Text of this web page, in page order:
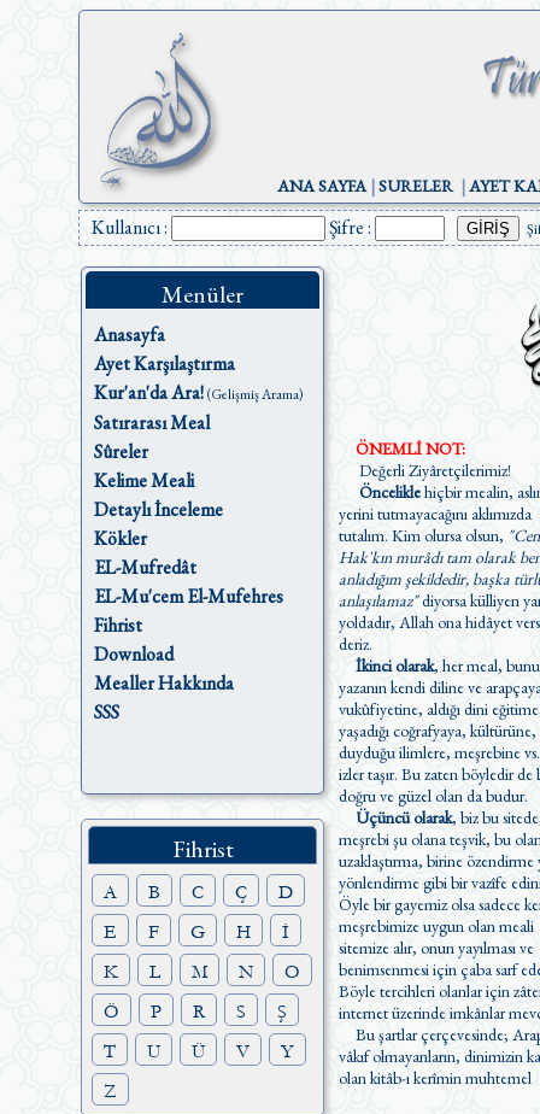
ANA SAYFA|SURELER|AYET
Kullanıcı : Şifre :
Menüler
Anasayfa
Ayet Karşılaştırma
Kur'an'da Ara!(Gelişmiş Arama)
Satırarası Meal
Sûreler
Kelime Meali
Detaylı İnceleme
Kökler
EL-Mufredât
EL-Mu'cem El-Mufehres
Fihrist
Download
Mealler Hakkında
SSS
Fihrist
A B C Ç
D
E
F G H
İ
K
L M N
O
Ö
P R S
Ş
T
U Ü V
Y
Z
ÖNEMLİ NOT:
Değerli Ziyâretçilerimiz!
Önceliklehiçbir mealin,
yerini tutmayacağını aklımızda
tutalım. Kim olursa olsun,
Hak'kın murâdı tam olarak
anladığım şekildedir, başka
anlaşılamaz"diyorsa külliyen
yoldadır, Allah ona hidâyet versin
deriz.
İkinci olarak, her meal, bunu
yazanın kendi diline ve
vukûfiyetine, aldığı dini
yaşadığı coğrafyaya,
duyduğu ilimlere, meşrebine
izler taşır. Bu zaten böyledir de belki
doğru ve güzel olan da budur.
Üçüncü olarak, biz bu
meşrebi şu olana teşvik, bu
uzaklaştırma, birine özendirme yada
yönlendirme gibi bir vazîfe
Öyle bir gayemiz olsa sadece
meşrebimize uygun olan meali
sitemize alır, onun yayılması ve
benimsenmesi için çaba sarf
Böyle tercihleri olanlar için
internet üzerinde imkânlar
Bu şartlar çerçevesinde;
vâkıf olmayanların, dinimizin kaynağı
olan kitâb-ı kerîmin muhtemel